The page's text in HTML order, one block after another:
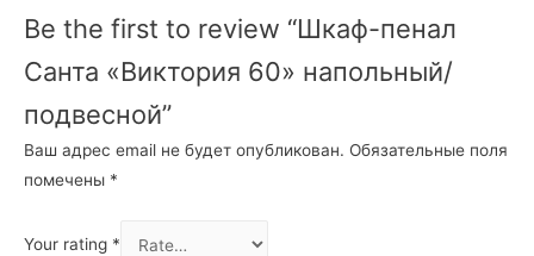
Be the first to review “Шкаф-пенал
Санта «Виктория 60» напольный/
подвесной”
Ваш адрес email не будет опубликован. Обязательные поля
помечены *
Your rating *